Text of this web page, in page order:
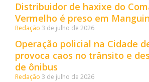
Distribuidor de haxixe do
Vermelho é preso em
Redação 3 de julho de 2026
Operação policial na Cidade
provoca caos no trânsito e
de ônibus
Redação 3 de julho de 2026